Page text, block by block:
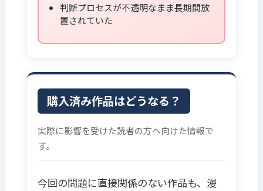
判断プロセスが不透明なまま長期間放
置されていた
購入済み作品はどうなる？
実際に影響を受けた読者の方へ向けた情報で
す。
今回の問題に直接関係のない作品も、漫